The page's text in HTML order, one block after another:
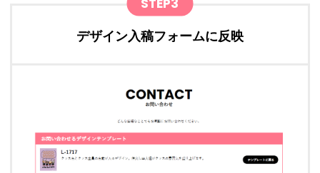
デザイン入稿フォームに反映